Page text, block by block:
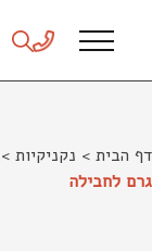
דף הבית > נקניקיות >
גרם לחבילה